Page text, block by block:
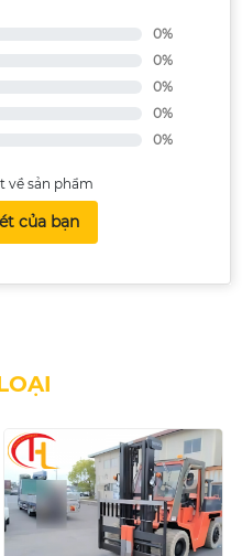
0%
0%
0%
0%
0%
về sản phẩm
của bạn